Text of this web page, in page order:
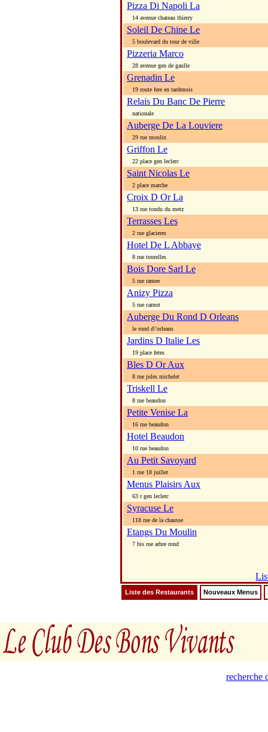
Pizza Di Napoli La
14 avenue chateau thierry
Soleil De Chine Le
5 boulevard du tour de ville
Pizzeria Marco
28 avenue gen de gaulle
Grenadin Le
19 route fere en tardenois
Relais Du Banc De Pierre
nationale
Auberge De La Louviere
29 rue moulin
Griffon Le
22 place gen leclerc
Saint Nicolas Le
2 place marche
Croix D Or La
13 rue tondu du metz
Terrasses Les
2 rue glacieres
Hotel De L Abbaye
8 rue tourelles
Bois Dore Sarl Le
5 rue ramee
Anizy Pizza
5 rue carnot
Auberge Du Rond D Orleans
le rond d\'orleans
Jardins D Italie Les
19 place fetes
Bles D Or Aux
8 rue jules michelet
Triskell Le
8 rue beaudon
Petite Venise La
16 rue beaudon
Hotel Beaudon
10 rue beaudon
Au Petit Savoyard
1 rue 18 juillet
Menus Plaisirs Aux
63 r gen leclerc
Syracuse Le
118 rue de la chausse
Etangs Du Moulin
7 bis rue arbre rond
Liste des Restaurants Nouveaux Menus
recherche